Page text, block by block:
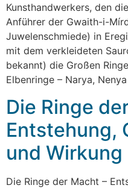
Kunsthandwerkers, den
Anführer der Gwaith-i-
Juwelenschmiede) in
mit dem verkleideten
bekannt) die Großen
Elbenringe – Narya,
Die Ringe
Entstehung,
und Wirkung
Die Ringe der Macht –